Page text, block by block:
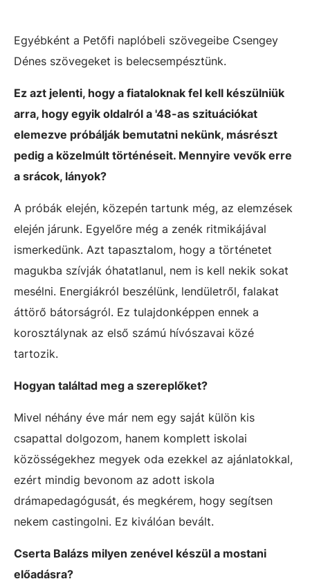
Egyébként a Petőfi naplóbeli szövegeibe Csengey
Dénes szövegeket is belecsempésztünk.
Ez azt jelenti, hogy a fiataloknak fel kell készülniük
arra, hogy egyik oldalról a '48-as szituációkat
elemezve próbálják bemutatni nekünk, másrészt
pedig a közelmúlt történéseit. Mennyire vevők erre
a srácok, lányok?
A próbák elején, közepén tartunk még, az elemzések
elején járunk. Egyelőre még a zenék ritmikájával
ismerkedünk. Azt tapasztalom, hogy a történetet
magukba szívják óhatatlanul, nem is kell nekik sokat
mesélni. Energiákról beszélünk, lendületről, falakat
áttörő bátorságról. Ez tulajdonképpen ennek a
korosztálynak az első számú hívószavai közé
tartozik.
Hogyan találtad meg a szereplőket?
Mivel néhány éve már nem egy saját külön kis
csapattal dolgozom, hanem komplett iskolai
közösségekhez megyek oda ezekkel az ajánlatokkal,
ezért mindig bevonom az adott iskola
drámapedagógusát, és megkérem, hogy segítsen
nekem castingolni. Ez kiválóan bevált.
Cserta Balázs milyen zenével készül a mostani
előadásra?